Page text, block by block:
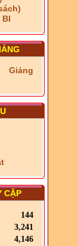
BI
Giảng
CẬP
144
3,241
4,146